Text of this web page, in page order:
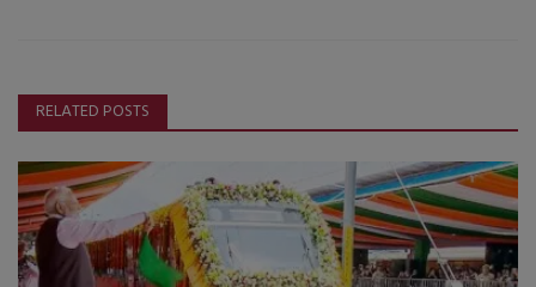
RELATED POSTS